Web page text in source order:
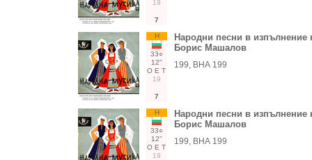
19
7
Н
33○
12"
О Е Т
19
7
Народни песни в
Борис Машалов
199, ВНА 199
Н
33○
12"
О Е Т
19
Народни песни в
Борис Машалов
199, ВНА 199